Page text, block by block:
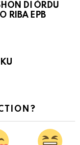
DI ÒRDU
RIBA EPB